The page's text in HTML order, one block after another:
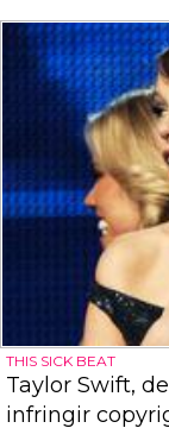
THIS SICK BEAT
Taylor Swift,
infringir